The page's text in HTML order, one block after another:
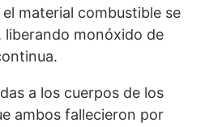
material combustible se
liberando monóxido de
a los cuerpos de los
ambos fallecieron por